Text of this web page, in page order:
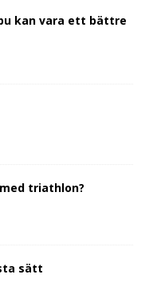
kan vara ett bättre
triathlon?
sätt